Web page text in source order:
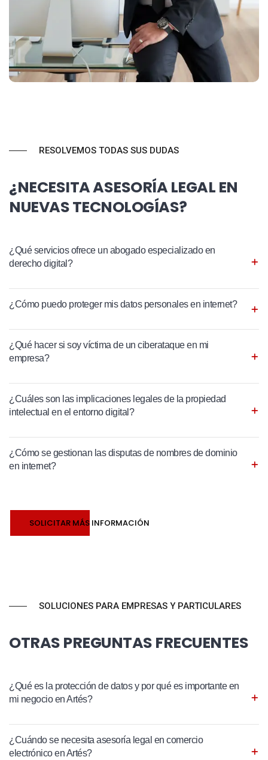
RESOLVEMOS TODAS SUS DUDAS
¿NECESITA ASESORÍA LEGAL EN
NUEVAS TECNOLOGÍAS?
¿Qué servicios ofrece un abogado especializado en
derecho digital?
¿Cómo puedo proteger mis datos personales en internet?
¿Qué hacer si soy víctima de un ciberataque en mi
empresa?
¿Cuáles son las implicaciones legales de la propiedad
intelectual en el entorno digital?
¿Cómo se gestionan las disputas de nombres de dominio
en internet?
SOLICITAR MÁS INFORMACIÓN
SOLUCIONES PARA EMPRESAS Y PARTICULARES
OTRAS PREGUNTAS FRECUENTES
¿Qué es la protección de datos y por qué es importante en
mi negocio en Artés?
¿Cuándo se necesita asesoría legal en comercio
electrónico en Artés?